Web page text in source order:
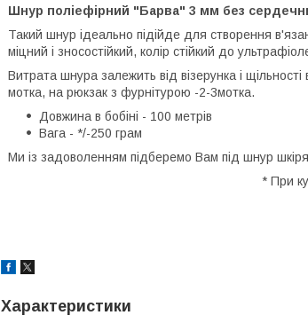
Шнур поліефірний "Барва" 3 мм без
Такий шнур ідеально підійде для створення
міцний і зносостійкий, колір стійкий до
Витрата шнура залежить від візерунка і
мотка, на рюкзак з фурнітурою -2-3мотка.
Довжина в бобіні - 100 метрів
Вага - */-250 грам
Ми із задоволенням підберемо Вам під шнур
* При
Характеристики